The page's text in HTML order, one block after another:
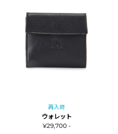
再入荷
ウォレット
¥29,700 -